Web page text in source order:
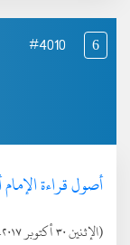
6
#4010
أصول قراءة
(الإثنين ٣٠ أكتوبر ٢٠١٧ء)